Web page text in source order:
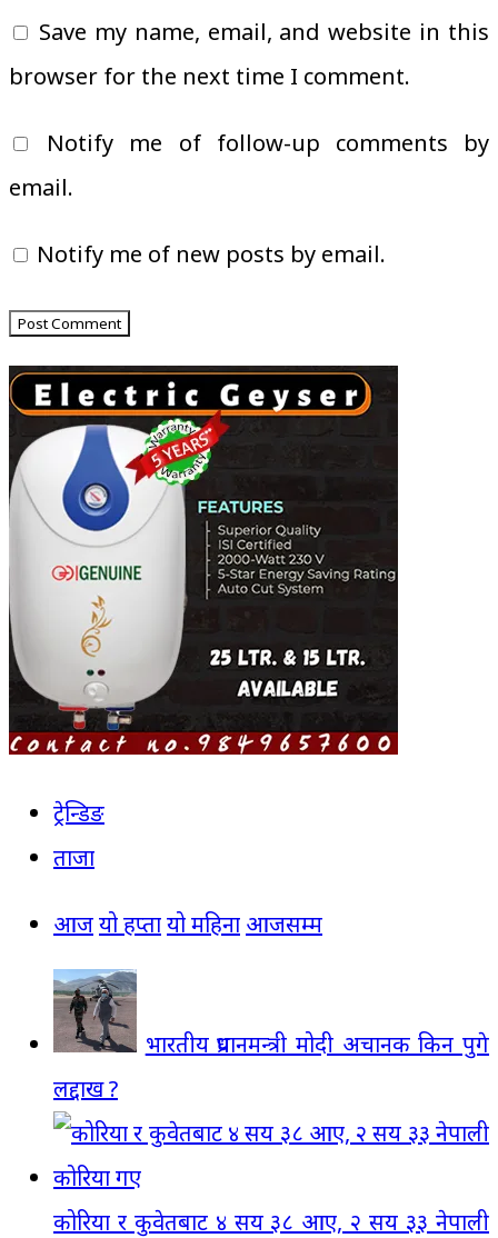
Save my name, email, and website in this
browser for the next time I comment.
Notify me of follow-up comments by
email.
Notify me of new posts by email.
ट्रेन्डिङ
ताजा
आजयो हप्तायो महिना आजसम्म
भारतीय प्रधानमन्त्री मोदी अचानक किन पुगे
लद्दाख ?
कोरिया र कुवेतबाट ४ सय ३८ आए, २ सय ३३ नेपाली